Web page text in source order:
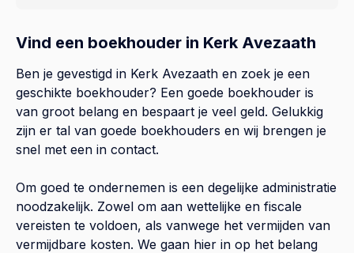
Vind een boekhouder in Kerk Avezaath
Ben je gevestigd in Kerk Avezaath en zoek je een
geschikte boekhouder? Een goede boekhouder is
van groot belang en bespaart je veel geld. Gelukkig
zijn er tal van goede boekhouders en wij brengen je
snel met een in contact.
Om goed te ondernemen is een degelijke administratie
noodzakelijk. Zowel om aan wettelijke en fiscale
vereisten te voldoen, als vanwege het vermijden van
vermijdbare kosten. We gaan hier in op het belang